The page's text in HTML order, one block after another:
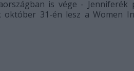
is vége - Jenniferék
31-én lesz a Women